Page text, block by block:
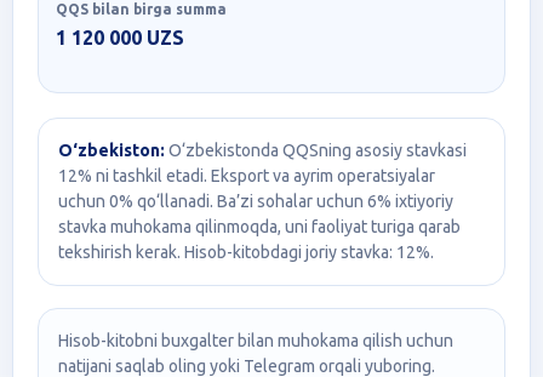
QQS bilan birga summa
1 120 000 UZS
O‘zbekiston: O‘zbekistonda QQSning asosiy stavkasi
12% ni tashkil etadi. Eksport va ayrim operatsiyalar
uchun 0% qo‘llanadi. Ba’zi sohalar uchun 6% ixtiyoriy
stavka muhokama qilinmoqda, uni faoliyat turiga qarab
tekshirish kerak. Hisob-kitobdagi joriy stavka: 12%.
Hisob-kitobni buxgalter bilan muhokama qilish uchun
natijani saqlab oling yoki Telegram orqali yuboring.